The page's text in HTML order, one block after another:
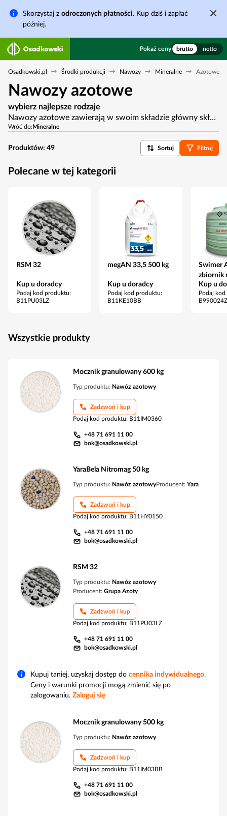
Skorzystaj z odroczonych płatności. Kup dziś i zapłać
później.
Pokaż ceny brutto netto
Osadkowski.pl Środki produkcji Nawozy Mineralne Azotowe
Nawozy azotowe
wybierz najlepsze rodzaje
Nawozy azotowe zawierają w swoim składzie główny składnik pokarmowy roślin azot. Jest on uznawany na najważniejszy składnik pokarmowy determinujący poziom plonu handlowego. Oferujemy Państwu szerokie spektrum nawozów azotowych różnych producentów oraz w zróżnicowanych grupach produktowych. Nasza oferta obejmuje między innymi nawozy azotowo-siarkowe, mocznikowe, RSM, saletrzano-amonowe, oraz saletrzane.
Wróć do:Mineralne
Produktów: 49 Sortuj Filtruj
Polecane w tej kategorii
RSM 32
Kup u doradcy
Podaj kod produktu:
B11PU03LZ
megAN 33,5 500 kg
Kup u doradcy
Podaj kod produktu:
B11KE10BB
Swimer
zbiornik
22000 l
Kup u
Podaj
Wszystkie produkty
Mocznik granulowany 600 kg
Typ produktu: Nawóz azotowy
Zadzwoń i kup
Podaj kod produktu: B11IM0360
+48 71 691 11 00
bok@osadkowski.pl
YaraBela Nitromag 50 kg
Typ produktu: Nawóz azotowyProducent: Yara
Zadzwoń i kup
Podaj kod produktu: B11HY0150
+48 71 691 11 00
bok@osadkowski.pl
RSM 32
Typ produktu: Nawóz azotowy
Producent: Grupa Azoty
Zadzwoń i kup
Podaj kod produktu: B11PU03LZ
+48 71 691 11 00
bok@osadkowski.pl
Kupuj taniej, uzyskaj dostęp do cennika indywidualnego.
Ceny i warunki promocji mogą zmienić się po
zalogowaniu. Zaloguj się
Mocznik granulowany 500 kg
Typ produktu: Nawóz azotowy
Zadzwoń i kup
Podaj kod produktu: B11IM03BB
+48 71 691 11 00
bok@osadkowski.pl